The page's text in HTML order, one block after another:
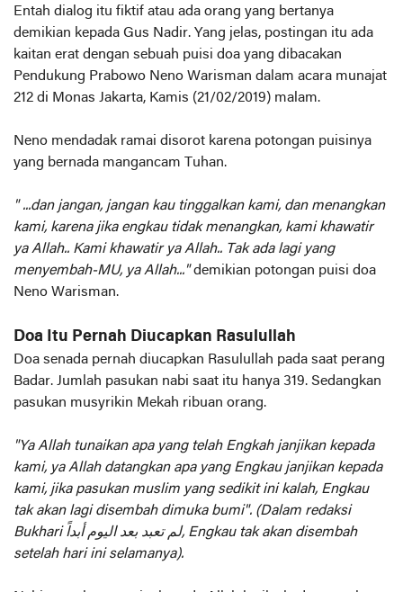
Entah dialog itu fiktif atau ada orang yang bertanya
demikian kepada Gus Nadir. Yang jelas, postingan itu ada
kaitan erat dengan sebuah puisi doa yang dibacakan
Pendukung Prabowo Neno Warisman dalam acara munajat
212 di Monas Jakarta, Kamis (21/02/2019) malam.
Neno mendadak ramai disorot karena potongan puisinya
yang bernada mangancam Tuhan.
" ...dan jangan, jangan kau tinggalkan kami, dan menangkan
kami, karena jika engkau tidak menangkan, kami khawatir
ya Allah.. Kami khawatir ya Allah.. Tak ada lagi yang
menyembah-MU, ya Allah..."demikian potongan puisi doa
Neno Warisman.
Doa Itu Pernah Diucapkan Rasulullah
Doa senada pernah diucapkan Rasulullah pada saat perang
Badar. Jumlah pasukan nabi saat itu hanya 319. Sedangkan
pasukan musyrikin Mekah ribuan orang.
"Ya Allah tunaikan apa yang telah Engkah janjikan kepada
kami, ya Allah datangkan apa yang Engkau janjikan kepada
kami, jika pasukan muslim yang sedikit ini kalah, Engkau
tak akan lagi disembah dimuka bumi". (Dalam redaksi
Bukhari لم تعبد بعد اليوم أبداً, Engkau tak akan disembah
setelah hari ini selamanya).